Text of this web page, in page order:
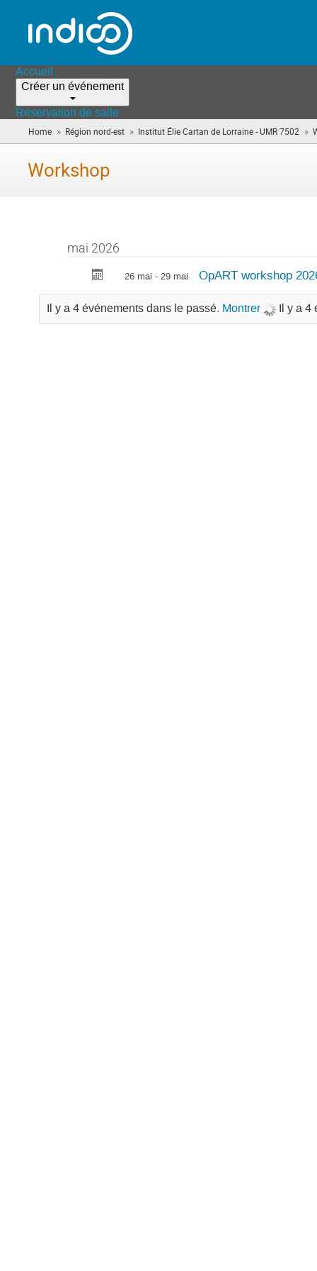
Accueil
Créer un événement
Réservation de salle
Home » Région nord-est » Institut Élie Cartan de Lorraine - UMR 7502 »
Workshop
mai 2026
26 mai - 29 mai OpART workshop
Il y a 4 événements dans le passé. Montrer Il y a 4